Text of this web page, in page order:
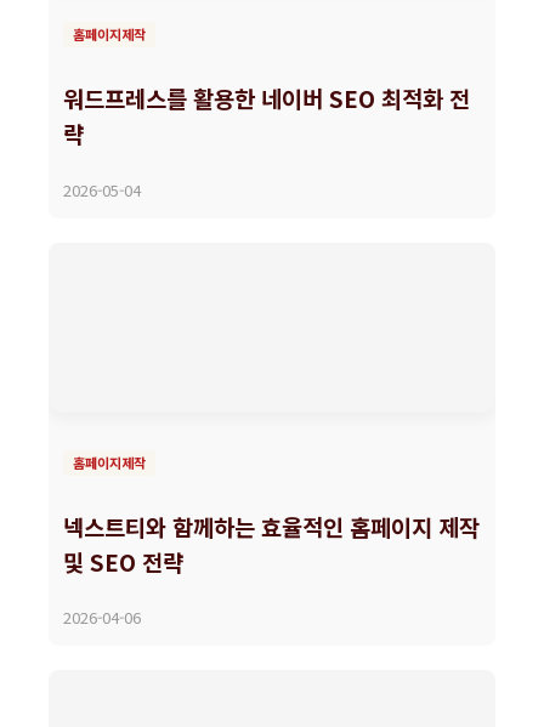
홈페이지제작
워드프레스를 활용한 네이버 SEO 최적화 전
략
2026-05-04
홈페이지제작
넥스트티와 함께하는 효율적인 홈페이지 제작
및 SEO 전략
2026-04-06